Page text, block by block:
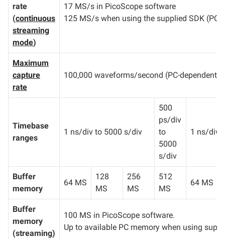
rate
(continuous
streaming
mode)
17 MS/s in PicoScope software
125 MS/s when using the supplied SDK (PC-
Maximum
capture
rate
100,000 waveforms/second (PC-dependent)
Timebase
ranges
1 ns/div to 5000 s/div
500
ps/div
to
5000
s/div
1 ns/div
Buffer
memory
64 MS
128
MS
256
MS
512
MS
64 MS
Buffer
memory
(streaming)
100 MS in PicoScope software.
Up to available PC memory when using